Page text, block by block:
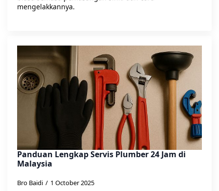
mengelakkannya.
Panduan Lengkap Servis Plumber 24 Jam di
Malaysia
Bro Baidi 1 October 2025